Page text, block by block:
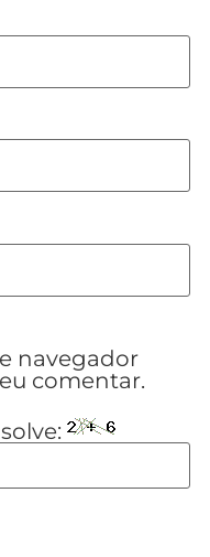
navegador
comentar.